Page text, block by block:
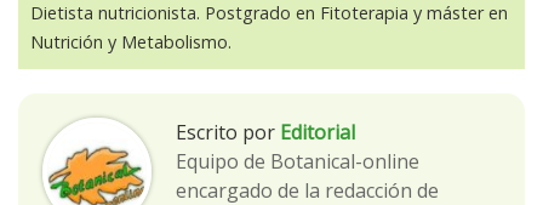
Dietista nutricionista. Postgrado en Fitoterapia y máster en
Nutrición y Metabolismo.
Escrito por Editorial
Equipo de Botanical-online
encargado de la redacción de